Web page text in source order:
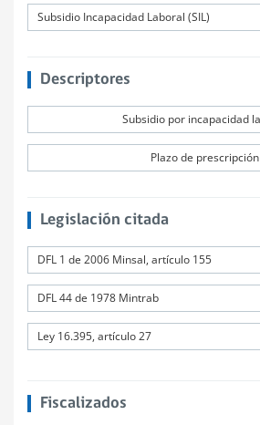
Subsidio Incapacidad Laboral (SIL)
Descriptores
Subsidio por incapacidad
Plazo de prescripción
Legislación citada
DFL 1 de 2006 Minsal, artículo 155
DFL 44 de 1978 Mintrab
Ley 16.395, artículo 27
Fiscalizados